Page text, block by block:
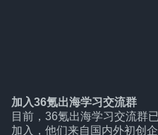
加入36氪出海学习交流群
目前，36氪出海学习交流群
加入，他们来自国内外初创